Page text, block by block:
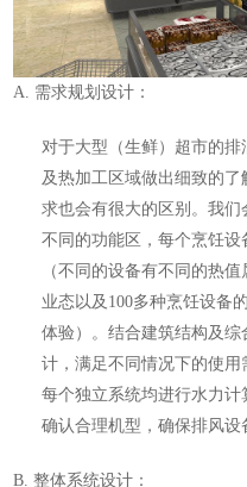
A. 需求规划设计：
对于大型（生鲜）超市的
及热加工区域做出细致的
求也会有很大的区别。我
不同的功能区，每个烹饪
（不同的设备有不同的热值
业态以及 100多种烹饪设备
体验）。结合建筑结构及综
计，满足不同情况下的使
每个独立系统均进行水力
确认合理机型，确保排风设
B.整体系统设计：